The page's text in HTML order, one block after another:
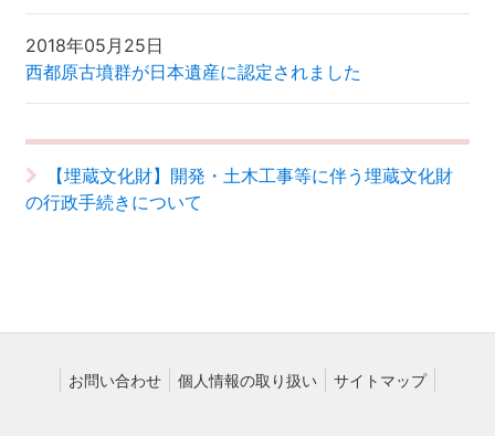
2018年05月25日
西都原古墳群が日本遺産に認定されました
【埋蔵文化財】開発・土木工事等に伴う埋蔵文化財
の行政手続きについて
お問い合わせ 個人情報の取り扱い サイトマップ